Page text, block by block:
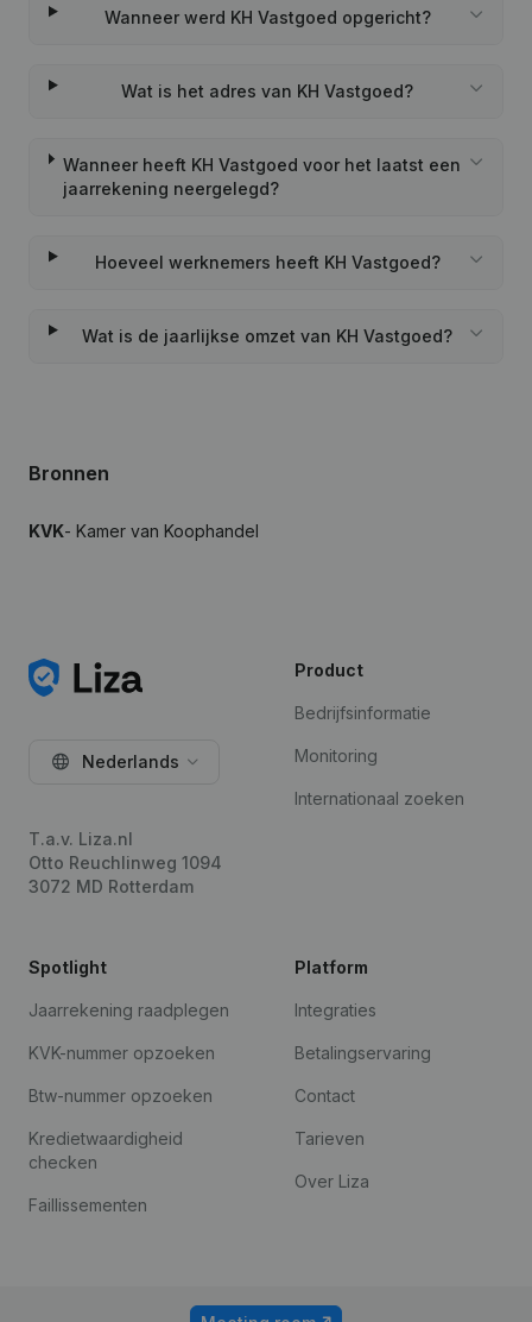
Wanneer werd KH Vastgoed opgericht?
Wat is het adres van KH Vastgoed?
Wanneer heeft KH Vastgoed voor het laatst een
jaarrekening neergelegd?
Hoeveel werknemers heeft KH Vastgoed?
Wat is de jaarlijkse omzet van KH Vastgoed?
Bronnen
KVK- Kamer van Koophandel
Nederlands
T.a.v. Liza.nl
Otto Reuchlinweg 1094
3072 MD Rotterdam
Product
Bedrijfsinformatie
Monitoring
Internationaal zoeken
Spotlight
Jaarrekening raadplegen
KVK-nummer opzoeken
Btw-nummer opzoeken
Kredietwaardigheid
checken
Faillissementen
Platform
Integraties
Betalingservaring
Contact
Tarieven
Over Liza